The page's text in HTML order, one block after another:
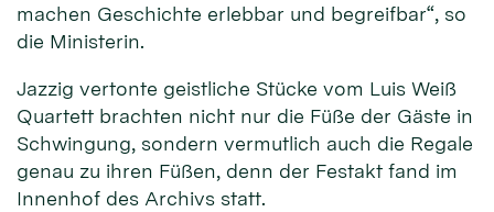
machen Geschichte erlebbar und begreifbar“, so
die Ministerin.
Jazzig vertonte geistliche Stücke vom Luis Weiß
Quartett brachten nicht nur die Füße der Gäste in
Schwingung, sondern vermutlich auch die Regale
genau zu ihren Füßen, denn der Festakt fand im
Innenhof des Archivs statt.